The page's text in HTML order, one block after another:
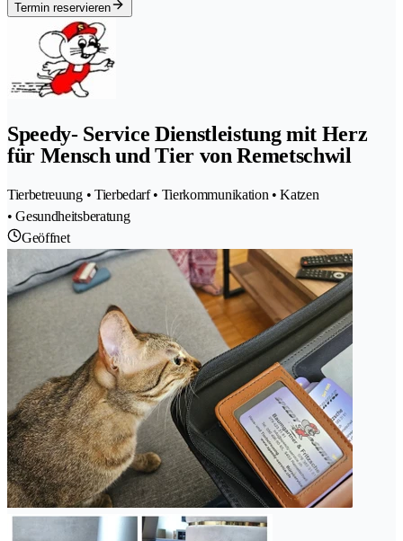
Termin reservieren
Speedy- Service Dienstleistung mit Herz
für Mensch und Tier von Remetschwil
Tierbetreuung • Tierbedarf • Tierkommunikation • Katzen
• Gesundheitsberatung
Geöffnet